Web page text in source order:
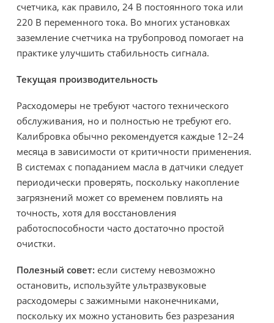
счетчика, как правило, 24 В постоянного тока или
220 В переменного тока. Во многих установках
заземление счетчика на трубопровод помогает на
практике улучшить стабильность сигнала.
Текущая производительность
Расходомеры не требуют частого технического
обслуживания, но и полностью не требуют его.
Калибровка обычно рекомендуется каждые 12–24
месяца в зависимости от критичности применения.
В системах с попаданием масла в датчики следует
периодически проверять, поскольку накопление
загрязнений может со временем повлиять на
точность, хотя для восстановления
работоспособности часто достаточно простой
очистки.
Полезный совет: если систему невозможно
остановить, используйте ультразвуковые
расходомеры с зажимными наконечниками,
поскольку их можно установить без разрезания